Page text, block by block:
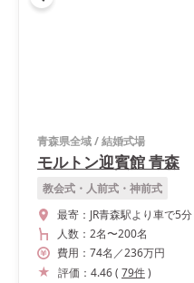
青森県全域/結婚式場
モルトン迎賓館 青森
教会式・人前式・神前式
最寄： JR青森駅より車で5分
人数： 2名〜200名
費用： 74名 ／236万円
評価： 4.46( 79件)